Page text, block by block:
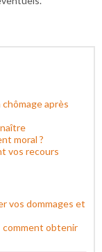
après
moral ?
vos recours
vos dommages et
comment obtenir